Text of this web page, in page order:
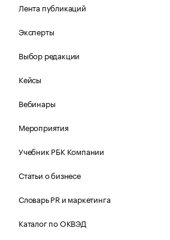
Лента публикаций
Эксперты
Выбор редакции
Кейсы
Вебинары
Мероприятия
Учебник РБК Компании
Статьи о бизнесе
Словарь PR и маркетинга
Каталог по ОКВЭД